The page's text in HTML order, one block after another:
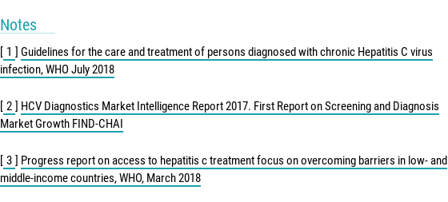
Notes
[ 1 ] Guidelines for the care and treatment of persons diagnosed with chronic Hepatitis C virus
infection, WHO July 2018
[ 2 ] HCV Diagnostics Market Intelligence Report 2017. First Report on Screening and Diagnosis
Market Growth FIND-CHAI
[ 3 ] Progress report on access to hepatitis c treatment focus on overcoming barriers in low- and
middle-income countries, WHO, March 2018